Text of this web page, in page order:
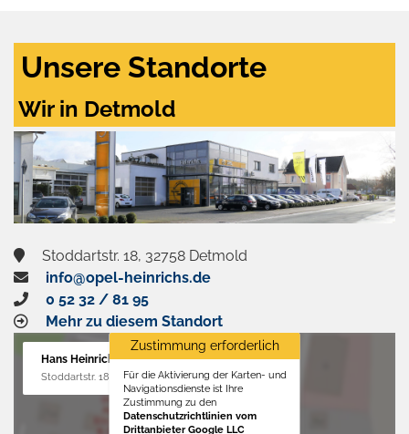
Unsere Standorte
Wir in Detmold
Stoddartstr. 18, 32758 Detmold
info@opel-heinrichs.de
0 52 32 / 81 95
Mehr zu diesem Standort
Hans Heinrichs GmbH
Stoddartstr. 18, 32758 Detmold
Zustimmung erforderlich
Für die Aktivierung der Karten- und
Navigationsdienste ist Ihre
Zustimmung zu den
Datenschutzrichtlinien vom
Drittanbieter Google LLC